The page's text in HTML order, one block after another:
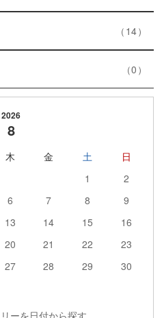
リ
数
14
0
2026
8
木 金 土
日
1
2
6 7 8
9
13 14 15
16
20 21 22
23
27 28 29
30
ーを日付から探す